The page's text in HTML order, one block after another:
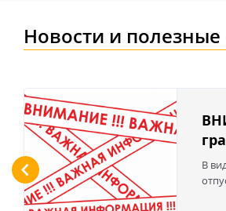
Новости и полезные
В